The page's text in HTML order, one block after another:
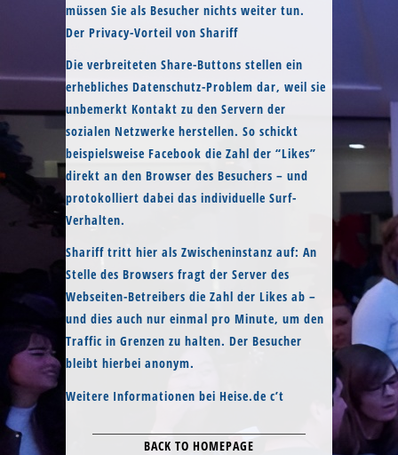
müssen Sie als Besucher nichts weiter tun.
Der Privacy-Vorteil von Shariff
Die verbreiteten Share-Buttons stellen ein
erhebliches Datenschutz-Problem dar, weil sie
unbemerkt Kontakt zu den Servern der
sozialen Netzwerke herstellen. So schickt
beispielsweise Facebook die Zahl der “Likes”
direkt an den Browser des Besuchers – und
protokolliert dabei das individuelle Surf-
Verhalten.
Shariff tritt hier als Zwischeninstanz auf: An
Stelle des Browsers fragt der Server des
Webseiten-Betreibers die Zahl der Likes ab –
und dies auch nur einmal pro Minute, um den
Traffic in Grenzen zu halten. Der Besucher
bleibt hierbei anonym.
Weitere Informationen bei Heise.de c’t
BACK TO HOMEPAGE